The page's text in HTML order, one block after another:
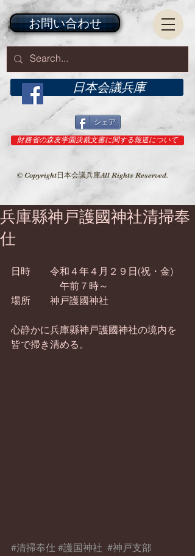
日本会議兵庫
© Copyright日本会議兵庫All Rights Reserved.
シェア
お問い合わせ
財務省の森友学園決裁文書に関する報道について
兵庫縣神戸護國神社清掃奉
仕
日時　　令和４年４月２９日(祝・金)
午前７時～
場所　　神戸護國神社
心静かに兵庫縣神戸護國神社の境内を
皆で掃き清める。
#清掃奉仕 #護国神社 #神戸支部